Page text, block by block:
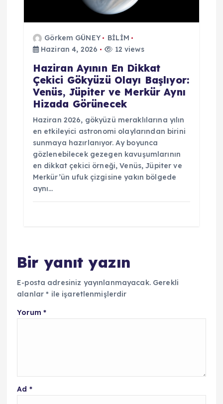
Görkem GÜNEY
BİLİM
Haziran 4, 2026
12 views
Haziran Ayının En Dikkat
Çekici Gökyüzü Olayı Başlıyor:
Venüs, Jüpiter ve Merkür Aynı
Hizada Görünecek
Haziran 2026, gökyüzü meraklılarına yılın
en etkileyici astronomi olaylarından birini
sunmaya hazırlanıyor. Ay boyunca
gözlenebilecek gezegen kavuşumlarının
en dikkat çekici örneği, Venüs, Jüpiter ve
Merkür’ün ufuk çizgisine yakın bölgede
aynı…
Bir yanıt yazın
E-posta adresiniz yayınlanmayacak. Gerekli
alanlar* ile işaretlenmişlerdir
Yorum *
Ad *